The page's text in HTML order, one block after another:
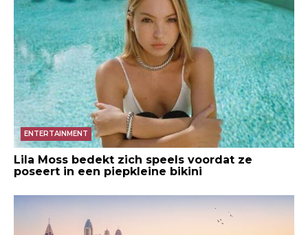
ENTERTAINMENT
Lila Moss bedekt zich speels voordat ze
poseert in een piepkleine bikini